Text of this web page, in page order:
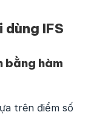
dùng IFS
bằng hàm
trên điểm số